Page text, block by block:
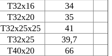
T32x16 34
T32x20 35
T32x25x25 41
T32x25 39,7
T40x20 66